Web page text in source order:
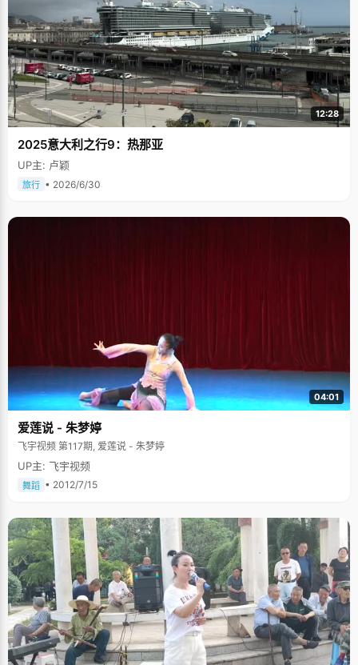
12:28
2025意大利之行9：热那亚
UP主: 卢颖
旅行 • 2026/6/30
04:01
爱莲说 - 朱梦婷
飞宇视频 第117期, 爱莲说 - 朱梦婷
UP主: 飞宇视频
舞蹈 • 2012/7/15